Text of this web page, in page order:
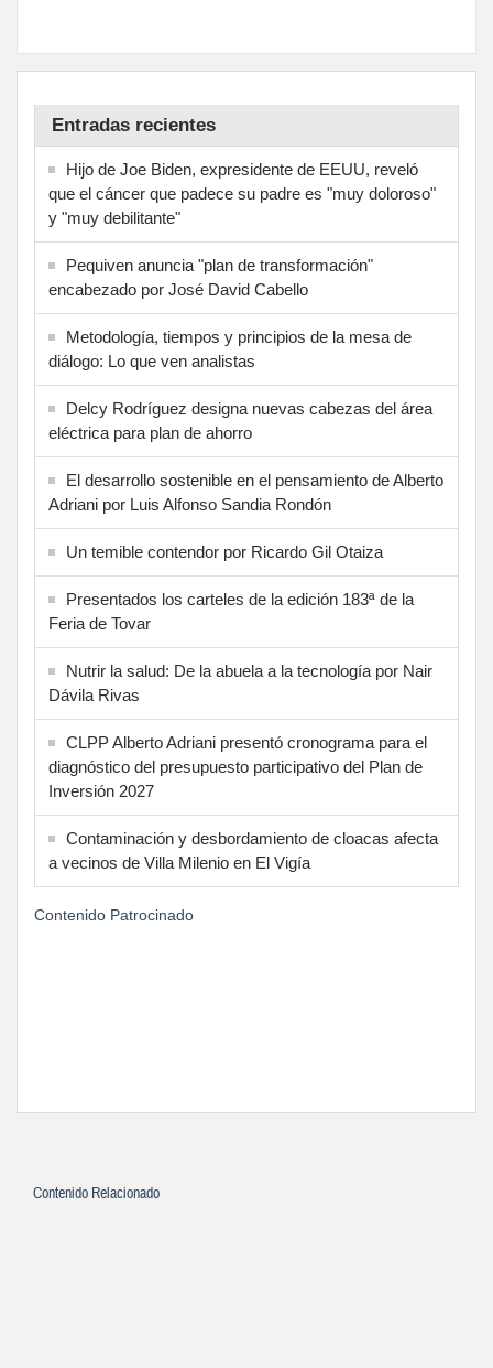
Entradas recientes
Hijo de Joe Biden, expresidente de EEUU, reveló
que el cáncer que padece su padre es "muy doloroso"
y "muy debilitante"
Pequiven anuncia "plan de transformación"
encabezado por José David Cabello
Metodología, tiempos y principios de la mesa de
diálogo: Lo que ven analistas
Delcy Rodríguez designa nuevas cabezas del área
eléctrica para plan de ahorro
El desarrollo sostenible en el pensamiento de Alberto
Adriani por Luis Alfonso Sandia Rondón
Un temible contendor por Ricardo Gil Otaiza
Presentados los carteles de la edición 183ª de la
Feria de Tovar
Nutrir la salud: De la abuela a la tecnología por Nair
Dávila Rivas
CLPP Alberto Adriani presentó cronograma para el
diagnóstico del presupuesto participativo del Plan de
Inversión 2027
Contaminación y desbordamiento de cloacas afecta
a vecinos de Villa Milenio en El Vigía
Contenido Patrocinado
Contenido Relacionado